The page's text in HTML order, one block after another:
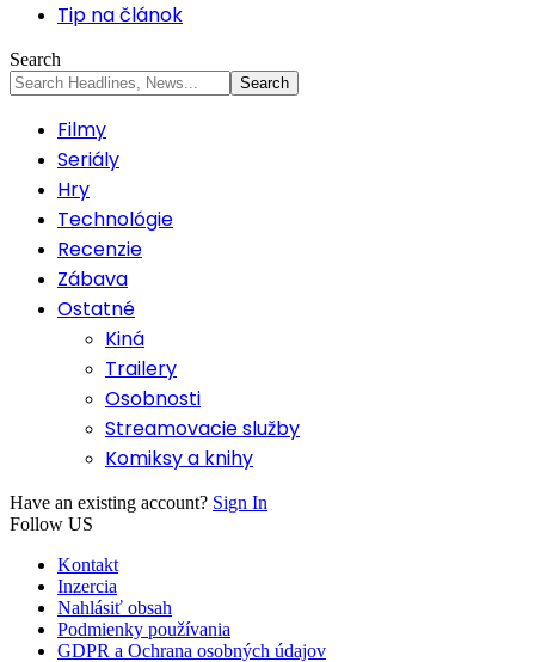
Tip na článok
Search
Filmy
Seriály
Hry
Technológie
Recenzie
Zábava
Ostatné
Kiná
Trailery
Osobnosti
Streamovacie služby
Komiksy a knihy
Have an existing account? Sign In
Follow US
Kontakt
Inzercia
Nahlásiť obsah
Podmienky používania
GDPR a Ochrana osobných údajov